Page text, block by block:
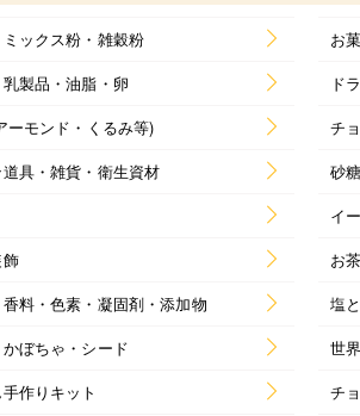
ックス粉・雑穀粉 お
製品・油脂・卵
ド
ーモンド・くるみ等)
チ
具・雑貨・衛生資材
砂
イ
お
料・色素・凝固剤・添加物
塩
ぼちゃ・シード
世
作りキット
チ